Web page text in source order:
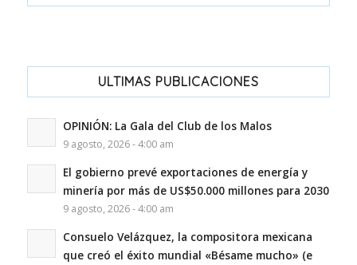
ULTIMAS PUBLICACIONES
OPINIÓN: La Gala del Club de los Malos
9 agosto, 2026 - 4:00 am
El gobierno prevé exportaciones de energía y
minería por más de US$50.000 millones para 2030
9 agosto, 2026 - 4:00 am
Consuelo Velázquez, la compositora mexicana
que creó el éxito mundial «Bésame mucho» (e